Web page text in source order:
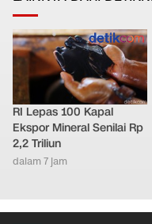
RI Lepas 100 Kapal
Ekspor Mineral Senilai Rp
2,2 Triliun
dalam 7 jam